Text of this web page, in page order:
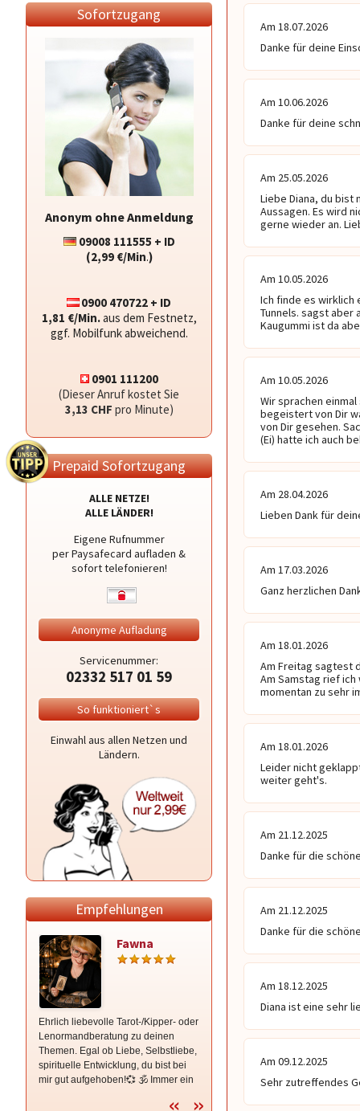
Sofortzugang
Anonym ohne Anmeldung
09008 111555 + ID
(2,99 €/Min.)
0900 470722 + ID
1,81 €/Min.aus dem Festnetz,
ggf. Mobilfunk abweichend.
0901 111200
(Dieser Anruf kostet Sie
3,13 CHF pro Minute)
Prepaid Sofortzugang
ALLE NETZE!
ALLE LÄNDER!
Eigene Rufnummer
per Paysafecard aufladen &
sofort telefonieren!
Anonyme Aufladung
Servicenummer:
02332 517 01 59
So funktioniert`s
Einwahl aus allen Netzen und
Ländern.
Empfehlungen
Fawna
Ehrlich liebevolle Tarot-/Kipper- oder
Lenormandberatung zu deinen
Themen. Egal ob Liebe, Selbstliebe,
spirituelle Entwicklung, du bist bei
mir gut aufgehoben!💞 🕉 Immer ein
Menschen mit den Karten auf ihrem
Erfahrung und einer klaren Intuition
lege ich treffsicher die Karten mit
Am 18.07.2026
Danke für deine
Am 10.06.2026
Danke für deine
Am 25.05.2026
Liebe Diana, du bist
Aussagen. Es wird
gerne wieder an.
Am 10.05.2026
Ich finde es wirklich
Tunnels. sagst aber
Kaugummi ist da
Am 10.05.2026
Wir sprachen
begeistert von Dir
von Dir gesehen.
(Ei) hatte ich auch
Am 28.04.2026
Lieben Dank für
Am 17.03.2026
Ganz herzlichen
Am 18.01.2026
Am Freitag sagtest
Am Samstag rief
momentan zu sehr
Am 18.01.2026
Leider nicht
weiter geht's.
Am 21.12.2025
Danke für die
Am 21.12.2025
Danke für die
Am 18.12.2025
Diana ist eine sehr
Am 09.12.2025
Sehr zutreffendes